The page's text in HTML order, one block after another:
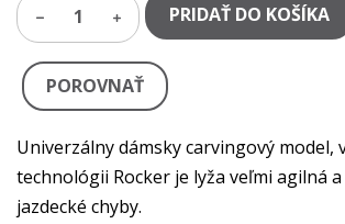
1 PRIDAŤ DO KOŠÍKA
POROVNAŤ
Univerzálny dámsky carvingový model,
technológii Rocker je lyža veľmi agilná
jazdecké chyby.